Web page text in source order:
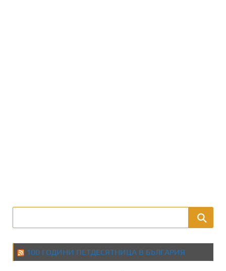
100 ГОДИНИ ПЕТДЕСЯТНИЦА В БЪЛГАРИЯ